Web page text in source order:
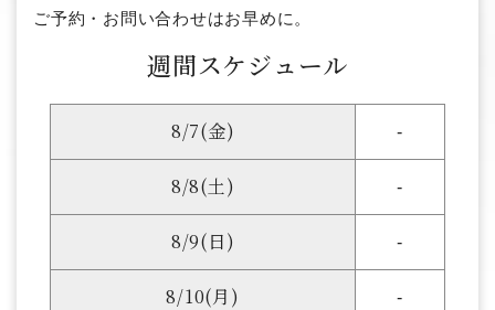
ご予約・お問い合わせはお早めに。
週間スケジュール
8/7(金) -
8/8(土) -
8/9(日) -
8/10(月) -